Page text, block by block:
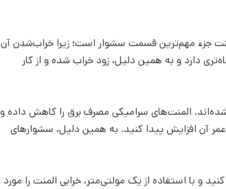
جزء مهم‌ترین قسمت سشوار است؛ زیرا خراب‌شدن آن
دارد و به همین دلیل، زود خراب شده و از کار
المنت‌های سرامیکی مصرف برق را کاهش داده و
آن افزایش پیدا کنید. به همین دلیل، سشوار‌های
و با استفاده از یک مولتی‌متر، خرابی المنت را مورد